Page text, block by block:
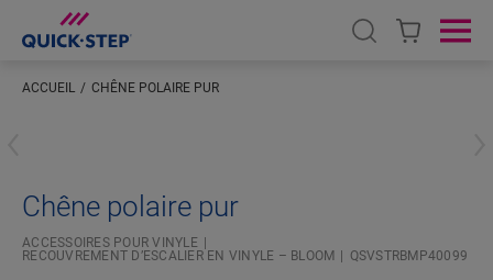
Open search
ACCUEIL CHÊNE POLAIRE PUR
Chêne polaire pur
ACCESSOIRES POUR VINYLE
RECOUVREMENT D’ESCALIER EN VINYLE – BLOOM
QSVSTRBMP40099